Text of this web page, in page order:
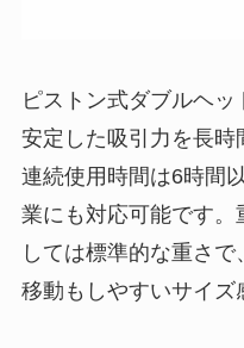
ピストン式ダブルヘッ
安定した吸引力を長時
連続使用時間は6時間
業にも対応可能です。
しては標準的な重さ
移動もしやすいサイズ